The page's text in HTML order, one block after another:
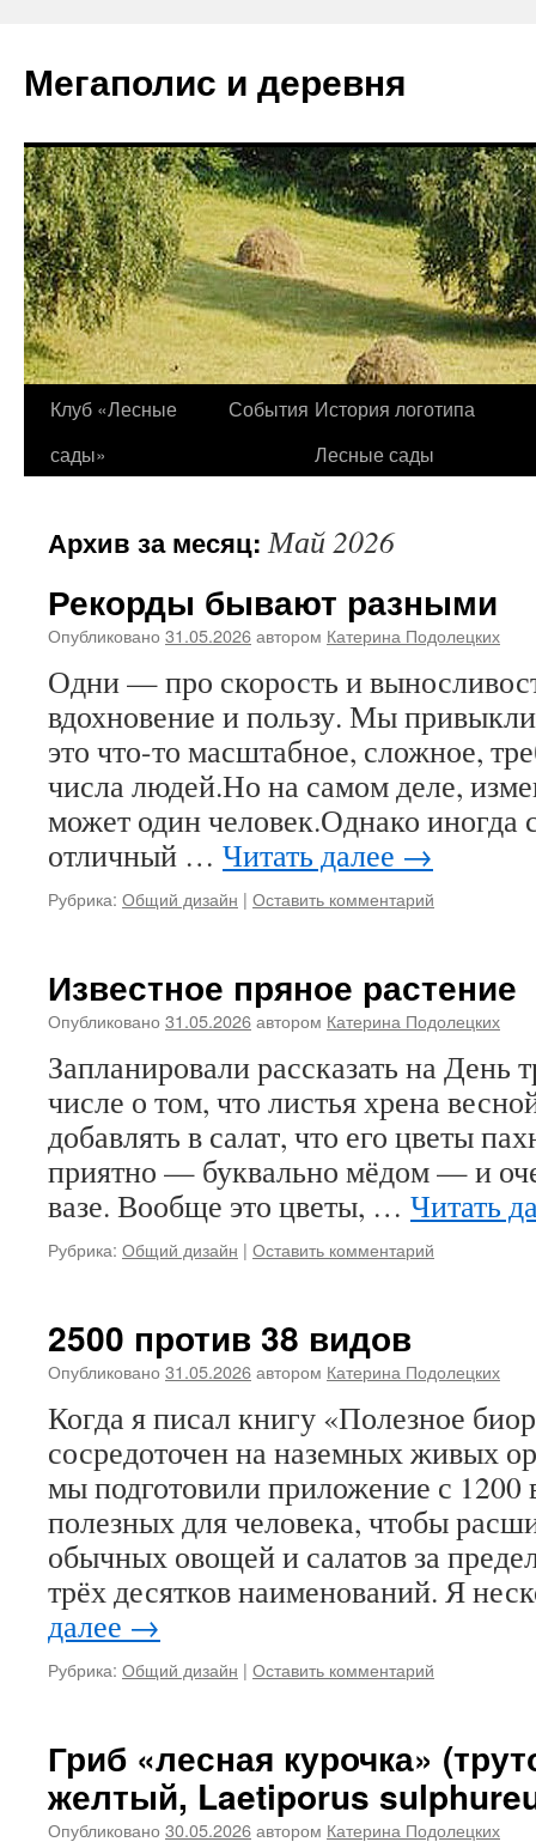
содержимому
Мегаполис и деревня
Клуб «Лесные
сады»
События История логотипа
Лесные сады
Архив за месяц:Май 2026
Рекорды бывают разными
Опубликовано 31.05.2026автором Катерина Подолецких
Одни — про скорость и
вдохновение и пользу. Мы
это что-то масштабное, сложное,
числа людей.Но на самом деле,
может один человек.Однако
отличный … Читать далее →
Рубрика: Общий дизайн | Оставить комментарий
Известное пряное растение
Опубликовано 31.05.2026автором Катерина Подолецких
Запланировали рассказать на День
числе о том, что листья хрена
добавлять в салат, что его цветы
приятно — буквально мёдом — и
вазе. Вообще это цветы, … Читать
Рубрика: Общий дизайн | Оставить комментарий
2500 против 38 видов
Опубликовано 31.05.2026автором Катерина Подолецких
Когда я писал книгу «Полезное
сосредоточен на наземных живых
мы подготовили приложение с 1200
полезных для человека, чтобы
обычных овощей и салатов за
трёх десятков наименований. Я
далее →
Рубрика: Общий дизайн | Оставить комментарий
Гриб «лесная курочка»
желтый, Laetiporus
Опубликовано 30.05.2026автором Катерина Подолецких